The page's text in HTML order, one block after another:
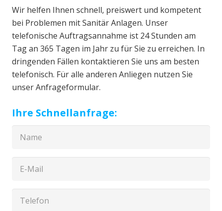
Wir helfen Ihnen schnell, preiswert und kompetent
bei Problemen mit Sanitär Anlagen. Unser
telefonische Auftragsannahme ist 24 Stunden am
Tag an 365 Tagen im Jahr zu für Sie zu erreichen. In
dringenden Fällen kontaktieren Sie uns am besten
telefonisch. Für alle anderen Anliegen nutzen Sie
unser Anfrageformular.
Ihre Schnellanfrage: